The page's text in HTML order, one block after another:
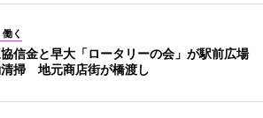
く
信金と早大「ロータリーの会」が駅前広場
清掃 地元商店街が橋渡し